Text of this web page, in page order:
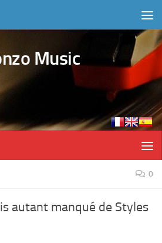
Music
0
autant manqué de Styles